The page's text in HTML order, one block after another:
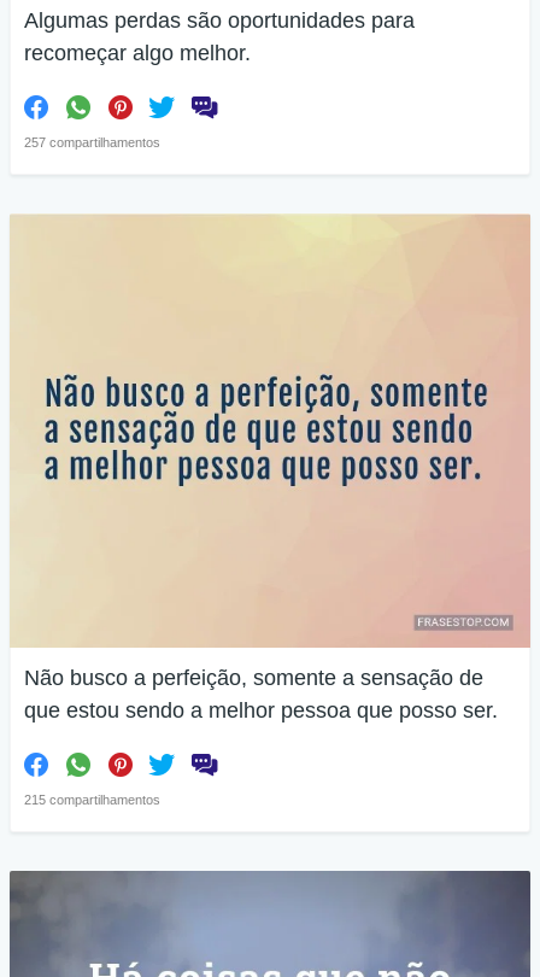
Algumas perdas são oportunidades para
recomeçar algo melhor.
257 compartilhamentos
Não busco a perfeição, somente a sensação de
que estou sendo a melhor pessoa que posso ser.
215 compartilhamentos